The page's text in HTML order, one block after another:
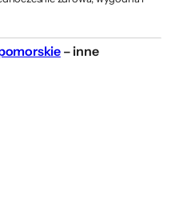
– inne